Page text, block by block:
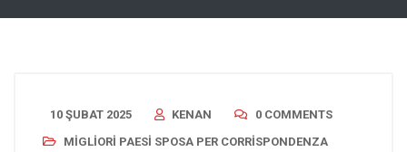
10 ŞUBAT 2025 KENAN
0 COMMENTS
MIGLIORI PAESI SPOSA PER CORRISPONDENZA